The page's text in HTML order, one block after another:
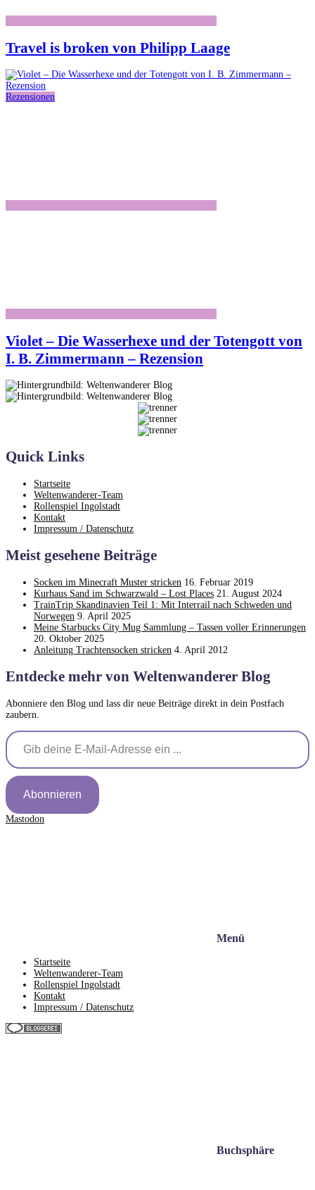
Travel is broken von Philipp Laage
Rezensionen
Violet – Die Wasserhexe und der Totengott von
I. B. Zimmermann – Rezension
Quick Links
Startseite
Weltenwanderer-Team
Rollenspiel Ingolstadt
Kontakt
Impressum / Datenschutz
Meist gesehene Beiträge
Socken im Minecraft Muster stricken 16. Februar 2019
Kurhaus Sand im Schwarzwald – Lost Places 21. August 2024
TrainTrip Skandinavien Teil 1: Mit Interrail nach Schweden und
Norwegen 9. April 2025
Meine Starbucks City Mug Sammlung – Tassen voller Erinnerungen
20. Oktober 2025
Anleitung Trachtensocken stricken 4. April 2012
Entdecke mehr von Weltenwanderer Blog
Abonniere den Blog und lass dir neue Beiträge direkt in dein Postfach
zaubern.
Gib deine E-Mail-Adresse ein ...
Abonnieren
Mastodon
Menü
Startseite
Weltenwanderer-Team
Rollenspiel Ingolstadt
Kontakt
Impressum / Datenschutz
Buchsphäre